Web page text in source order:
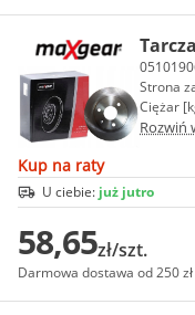
Strona
Ciężar
Rozwiń
Kup na raty
U ciebie: już jutro
58,65zł/szt.
Darmowa dostawa od 250 zł